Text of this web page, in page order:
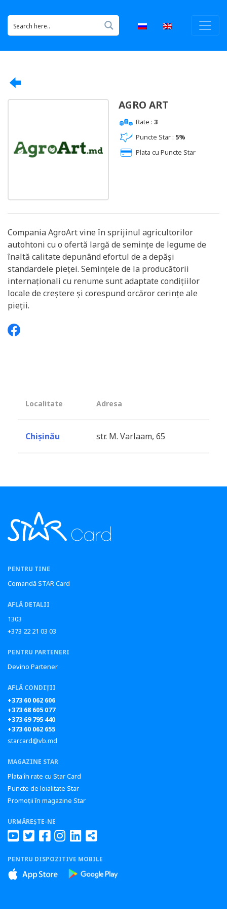
AGRO ART
Rate : 3
Puncte Star : 5%
Plata cu Puncte Star
Compania AgroArt vine în sprijinul agricultorilor
autohtoni cu o ofertă largă de semințe de legume de
înaltă calitate depunând efortul de a depăși
standardele pieței. Semințele de la producătorii
internaționali cu renume sunt adaptate condițiilor
locale de creștere și corespund orcăror cerințe ale
pieții.
Localitate Adresa
Chișinău str. M. Varlaam, 65
PENTRU TINE
Comandă STAR Card
AFLĂ DETALII
1303
+373 22 21 03 03
PENTRU PARTENERI
Devino Partener
AFLĂ CONDIȚII
+373 60 062 606
+373 68 605 077
+373 69 795 440
+373 60 062 655
starcard@vb.md
MAGAZINE STAR
Plata în rate cu Star Card
Puncte de loialitate Star
Promoții în magazine Star
URMĂREȘTE-NE
PENTRU DISPOZITIVE MOBILE